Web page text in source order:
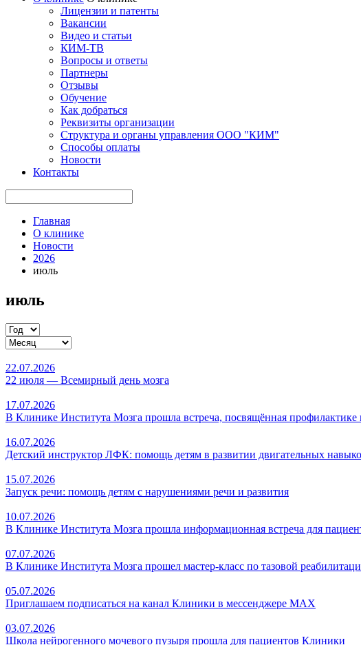
Лицензии и патенты
Вакансии
Видео и статьи
КИМ-ТВ
Вопросы и ответы
Партнеры
Отзывы
Обучение
Как добраться
Реквизиты организации
Структура и органы управления ООО "КИМ"
Способы оплаты
Новости
Контакты
Главная
О клинике
Новости
2026
июль
июль
22.07.2026
22 июля — Всемирный день мозга
17.07.2026
В Клинике Института Мозга прошла встреча, посвящённая профилактике
16.07.2026
Детский инструктор ЛФК: помощь детям в развитии двигательных
15.07.2026
Запуск речи: помощь детям с нарушениями речи и развития
10.07.2026
В Клинике Института Мозга прошла информационная встреча для
07.07.2026
В Клинике Института Мозга прошел мастер-класс по тазовой
05.07.2026
Приглашаем подписаться на канал Клиники в мессенджере МАХ
03.07.2026
Школа нейрогенного мочевого пузыря прошла для пациентов Клиники